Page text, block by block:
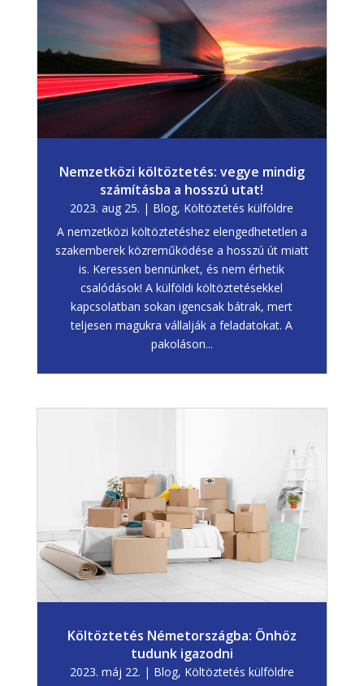
Nemzetközi költöztetés: vegye mindig
számításba a hosszú utat!
2023. aug 25. | Blog, Költöztetés külföldre
A nemzetközi költöztetéshez elengedhetetlen a
szakemberek közreműködése a hosszú út miatt
is. Keressen bennünket, és nem érhetik
csalódások! A külföldi költöztetésekkel
kapcsolatban sokan igencsak bátrak, mert
teljesen magukra vállalják a feladatokat. A
pakoláson...
Költöztetés Németországba: Önhöz
tudunk igazodni
2023. máj 22. | Blog, Költöztetés külföldre